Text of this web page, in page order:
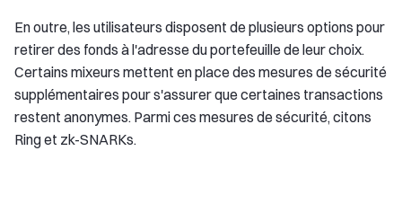
En outre, les utilisateurs disposent de plusieurs options pour
retirer des fonds à l'adresse du portefeuille de leur choix.
Certains mixeurs mettent en place des mesures de sécurité
supplémentaires pour s'assurer que certaines transactions
restent anonymes. Parmi ces mesures de sécurité, citons
Ring et zk-SNARKs.